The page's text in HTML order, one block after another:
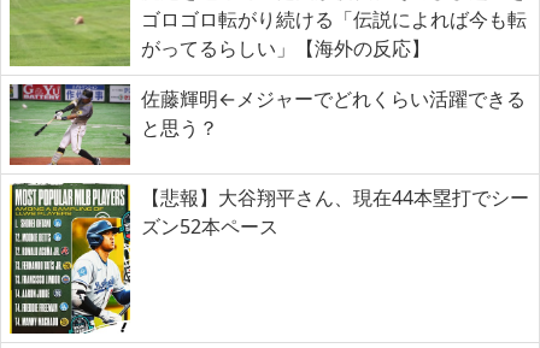
ゴロゴロ転がり続ける「伝説によれば今も転
がってるらしい」【海外の反応】
佐藤輝明←メジャーでどれくらい活躍できる
と思う？
【悲報】大谷翔平さん、現在44本塁打でシー
ズン52本ペース